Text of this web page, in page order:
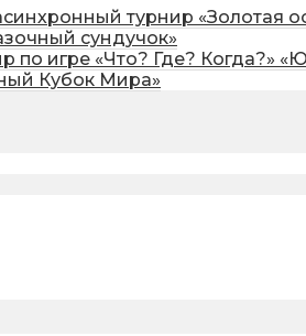
турнир «Золотая
сундучок»
по игре «Что? Где? Когда?»
Кубок Мира»